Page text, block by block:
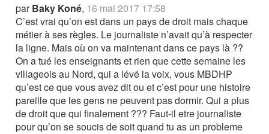
parBaky Koné, 16 mai 2017 17:58
C’est vrai qu’on est dans un pays de droit mais chaque
métier à ses règles. Le journaliste n’avait qu’à respecter
la ligne. Mais où on va maintenant dans ce pays là ??
On a tué les enseignants et rien que cette semaine les
villageois au Nord, qui a lévé la voix, vous MBDHP
qu’est ce que vous avez dit ou et c’est pour une histoire
pareille que les gens ne peuvent pas dormir. Qui a plus
de droit que qui finalement ??? Faut-il etre journaliste
pour qu’on se soucis de soit quand tu as un probleme